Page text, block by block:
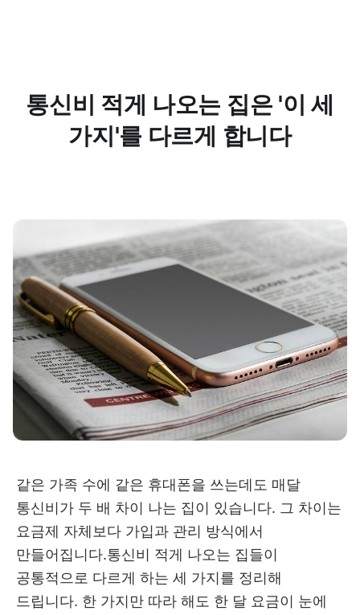
통신비 적게 나오는 집은 '이 세
가지'를 다르게 합니다
같은 가족 수에 같은 휴대폰을 쓰는데도 매달
통신비가 두 배 차이 나는 집이 있습니다. 그 차이는
요금제 자체보다 가입과 관리 방식에서
만들어집니다.통신비 적게 나오는 집들이
공통적으로 다르게 하는 세 가지를 정리해
드립니다. 한 가지만 따라 해도 한 달 요금이 눈에